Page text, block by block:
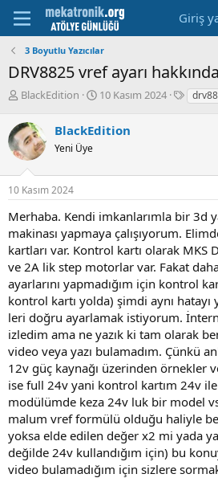
Giriş
3 Boyutlu Yazıcılar
DRV8825 vref ayarı hakkında
K
n
u
y
b
a
l
a
t
a
n
BlackEdition
B
ş
l
a
a
r
i
h
i
10 Kasım 2024
E
l
BlackEdition
Yeni Üye
10 Kasım 2024
Merhaba. Kendi imkanlarımla bir 3d
makinası yapmaya çalışıyorum.
kartları var. Kontrol kartı olarak MKS
ve 2A lik step motorlar var. Fakat
ayarlarını yapmadığım için kontrol
kontrol kartı yolda) şimdi aynı
leri doğru ayarlamak istiyorum.
izledim ama ne yazık ki tam olarak
video veya yazı bulamadım. Çünkü
12v güç kaynağı üzerinden örnekler
ise full 24v yani kontrol kartım 24v
modülümde keza 24v luk bir model
malum vref formülü olduğu haliyle
yoksa elde edilen değer x2 mi yada
değilde 24v kullandığım için) bu
video bulamadığım için sizlere